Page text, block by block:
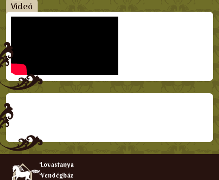
Videó
Lovastanya
Vendégház